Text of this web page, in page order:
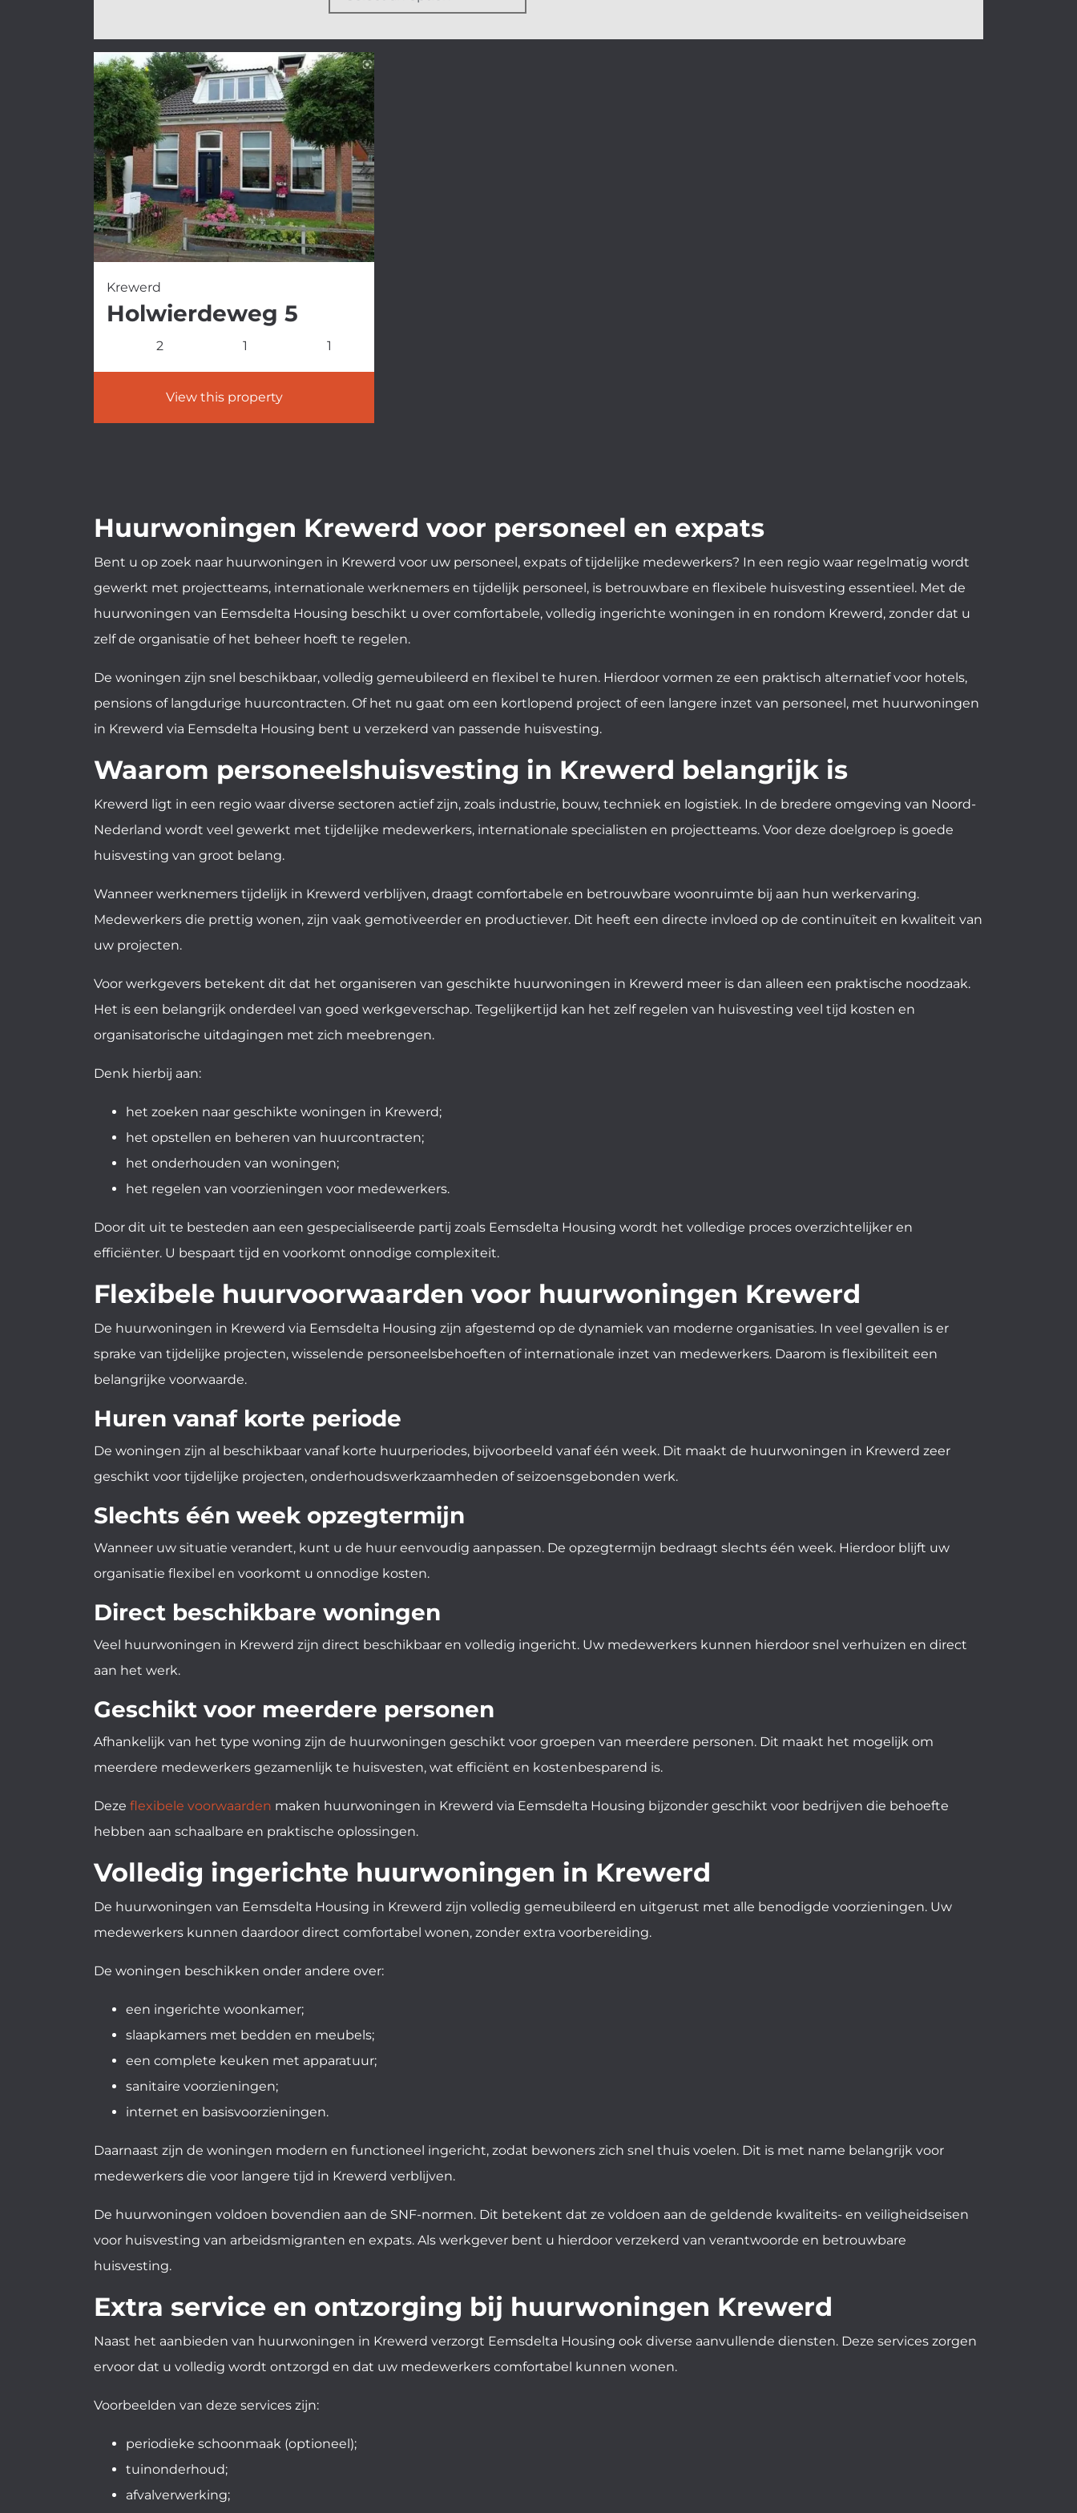
Krewerd
Holwierdeweg 5
2 1 1
View this property
Huurwoningen Krewerd voor personeel en expats
Bent u op zoek naar huurwoningen in Krewerd voor uw personeel, expats of tijdelijke medewerkers? In een regio waar regelmatig wordt
gewerkt met projectteams, internationale werknemers en tijdelijk personeel, is betrouwbare en flexibele huisvesting essentieel. Met de
huurwoningen van Eemsdelta Housing beschikt u over comfortabele, volledig ingerichte woningen in en rondom Krewerd, zonder dat u
zelf de organisatie of het beheer hoeft te regelen.
De woningen zijn snel beschikbaar, volledig gemeubileerd en flexibel te huren. Hierdoor vormen ze een praktisch alternatief voor hotels,
pensions of langdurige huurcontracten. Of het nu gaat om een kortlopend project of een langere inzet van personeel, met huurwoningen
in Krewerd via Eemsdelta Housing bent u verzekerd van passende huisvesting.
Waarom personeelshuisvesting in Krewerd belangrijk is
Krewerd ligt in een regio waar diverse sectoren actief zijn, zoals industrie, bouw, techniek en logistiek. In de bredere omgeving van Noord-
Nederland wordt veel gewerkt met tijdelijke medewerkers, internationale specialisten en projectteams. Voor deze doelgroep is goede
huisvesting van groot belang.
Wanneer werknemers tijdelijk in Krewerd verblijven, draagt comfortabele en betrouwbare woonruimte bij aan hun werkervaring.
Medewerkers die prettig wonen, zijn vaak gemotiveerder en productiever. Dit heeft een directe invloed op de continuïteit en kwaliteit van
uw projecten.
Voor werkgevers betekent dit dat het organiseren van geschikte huurwoningen in Krewerd meer is dan alleen een praktische noodzaak.
Het is een belangrijk onderdeel van goed werkgeverschap. Tegelijkertijd kan het zelf regelen van huisvesting veel tijd kosten en
organisatorische uitdagingen met zich meebrengen.
Denk hierbij aan:
het zoeken naar geschikte woningen in Krewerd;
het opstellen en beheren van huurcontracten;
het onderhouden van woningen;
het regelen van voorzieningen voor medewerkers.
Door dit uit te besteden aan een gespecialiseerde partij zoals Eemsdelta Housing wordt het volledige proces overzichtelijker en
efficiënter. U bespaart tijd en voorkomt onnodige complexiteit.
Flexibele huurvoorwaarden voor huurwoningen Krewerd
De huurwoningen in Krewerd via Eemsdelta Housing zijn afgestemd op de dynamiek van moderne organisaties. In veel gevallen is er
sprake van tijdelijke projecten, wisselende personeelsbehoeften of internationale inzet van medewerkers. Daarom is flexibiliteit een
belangrijke voorwaarde.
Huren vanaf korte periode
De woningen zijn al beschikbaar vanaf korte huurperiodes, bijvoorbeeld vanaf één week. Dit maakt de huurwoningen in Krewerd zeer
geschikt voor tijdelijke projecten, onderhoudswerkzaamheden of seizoensgebonden werk.
Slechts één week opzegtermijn
Wanneer uw situatie verandert, kunt u de huur eenvoudig aanpassen. De opzegtermijn bedraagt slechts één week. Hierdoor blijft uw
organisatie flexibel en voorkomt u onnodige kosten.
Direct beschikbare woningen
Veel huurwoningen in Krewerd zijn direct beschikbaar en volledig ingericht. Uw medewerkers kunnen hierdoor snel verhuizen en direct
aan het werk.
Geschikt voor meerdere personen
Afhankelijk van het type woning zijn de huurwoningen geschikt voor groepen van meerdere personen. Dit maakt het mogelijk om
meerdere medewerkers gezamenlijk te huisvesten, wat efficiënt en kostenbesparend is.
Deze flexibele voorwaarden maken huurwoningen in Krewerd via Eemsdelta Housing bijzonder geschikt voor bedrijven die behoefte
hebben aan schaalbare en praktische oplossingen.
Volledig ingerichte huurwoningen in Krewerd
De huurwoningen van Eemsdelta Housing in Krewerd zijn volledig gemeubileerd en uitgerust met alle benodigde voorzieningen. Uw
medewerkers kunnen daardoor direct comfortabel wonen, zonder extra voorbereiding.
De woningen beschikken onder andere over:
een ingerichte woonkamer;
slaapkamers met bedden en meubels;
een complete keuken met apparatuur;
sanitaire voorzieningen;
internet en basisvoorzieningen.
Daarnaast zijn de woningen modern en functioneel ingericht, zodat bewoners zich snel thuis voelen. Dit is met name belangrijk voor
medewerkers die voor langere tijd in Krewerd verblijven.
De huurwoningen voldoen bovendien aan de SNF-normen. Dit betekent dat ze voldoen aan de geldende kwaliteits- en veiligheidseisen
voor huisvesting van arbeidsmigranten en expats. Als werkgever bent u hierdoor verzekerd van verantwoorde en betrouwbare
huisvesting.
Extra service en ontzorging bij huurwoningen Krewerd
Naast het aanbieden van huurwoningen in Krewerd verzorgt Eemsdelta Housing ook diverse aanvullende diensten. Deze services zorgen
ervoor dat u volledig wordt ontzorgd en dat uw medewerkers comfortabel kunnen wonen.
Voorbeelden van deze services zijn:
periodieke schoonmaak (optioneel);
tuinonderhoud;
afvalverwerking;